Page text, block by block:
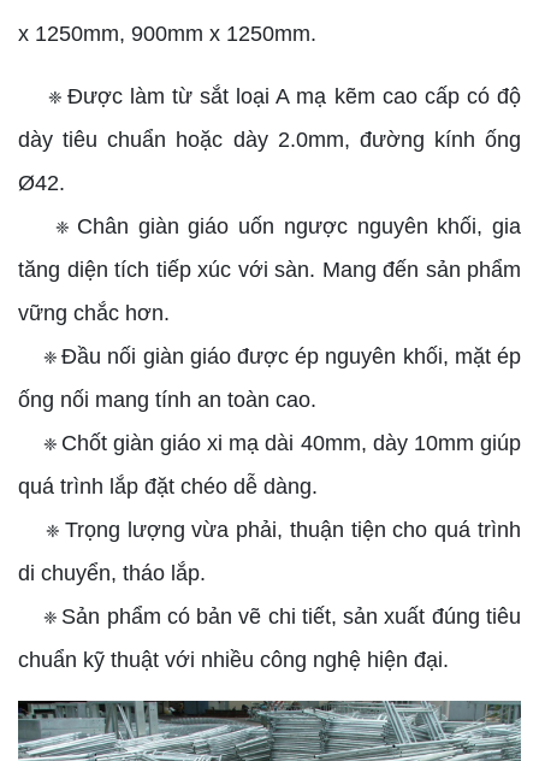
x 1250mm, 900mm x 1250mm.
❈ Được làm từ sắt loại A mạ kẽm cao cấp có độ
dày tiêu chuẩn hoặc dày 2.0mm, đường kính ống
Ø42.
❈ Chân giàn giáo uốn ngược nguyên khối, gia
tăng diện tích tiếp xúc với sàn. Mang đến sản phẩm
vững chắc hơn.
❈Đầu nối giàn giáo được ép nguyên khối, mặt ép
ống nối mang tính an toàn cao.
❈ Chốt giàn giáo xi mạ dài 40mm, dày 10mm giúp
quá trình lắp đặt chéo dễ dàng.
❈ Trọng lượng vừa phải, thuận tiện cho quá trình
di chuyển, tháo lắp.
❈ Sản phẩm có bản vẽ chi tiết, sản xuất đúng tiêu
chuẩn kỹ thuật với nhiều công nghệ hiện đại.